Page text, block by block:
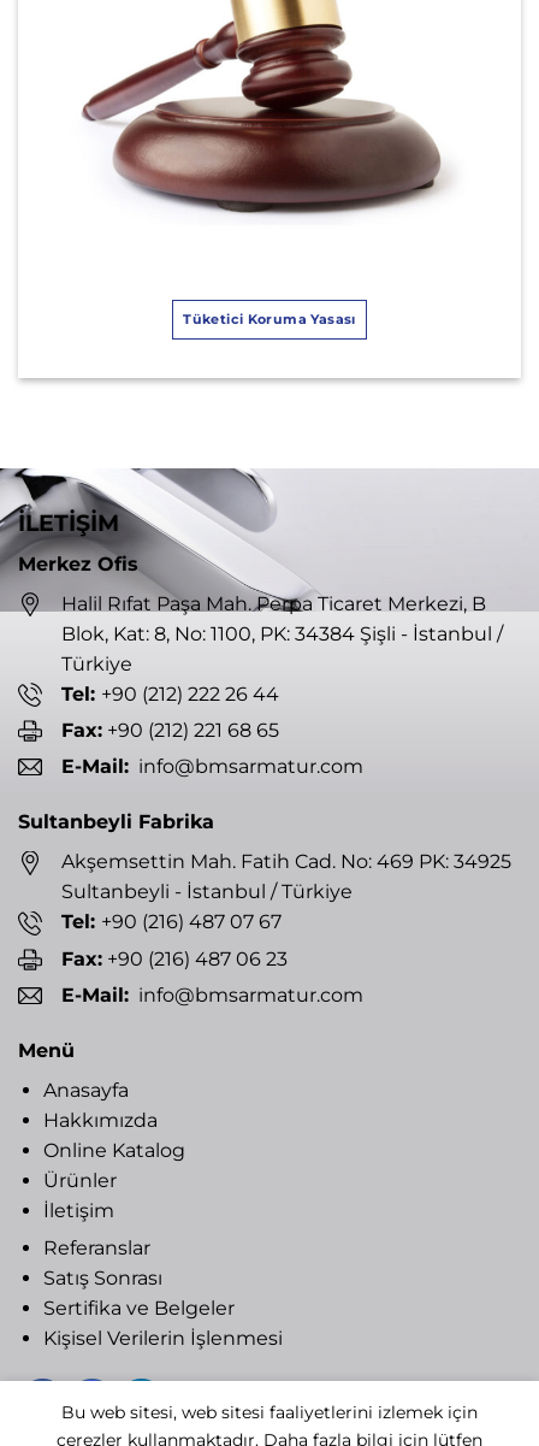
Tüketici Koruma Yasası
İLETİŞİM
Merkez Ofis
Halil Rıfat Paşa Mah. Perpa Ticaret Merkezi, B
Blok, Kat: 8, No: 1100, PK: 34384 Şişli - İstanbul /
Türkiye
Tel: +90 (212) 222 26 44
Fax: +90 (212) 221 68 65
E-Mail: info@bmsarmatur.com
Sultanbeyli Fabrika
Akşemsettin Mah. Fatih Cad. No: 469 PK: 34925
Sultanbeyli - İstanbul / Türkiye
Tel: +90 (216) 487 07 67
Fax: +90 (216) 487 06 23
E-Mail: info@bmsarmatur.com
Menü
Anasayfa
Hakkımızda
Online Katalog
Ürünler
İletişim
Referanslar
Satış Sonrası
Sertifika ve Belgeler
Kişisel Verilerin İşlenmesi
Bu web sitesi, web sitesi faaliyetlerini izlemek için
çerezler kullanmaktadır. Daha fazla bilgi için lütfen